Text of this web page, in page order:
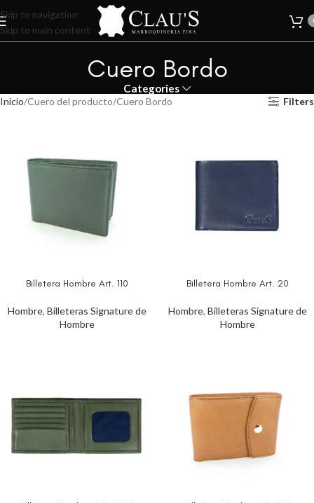
Skip to navigation
Skip to main content
Cuero Bordo
Categories
Inicio Cuero del producto Cuero Bordo Filters
Billetera Hombre Art. 110
Hombre, Billeteras Signature de
Hombre
Billetera Hombre Art. 20
Hombre, Billeteras Signature de
Hombre